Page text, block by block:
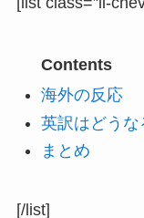
Contents
海外の反応
英訳はどうな
まとめ
[/list]